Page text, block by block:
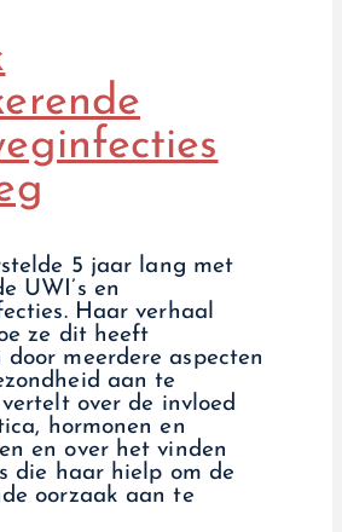
5 jaar lang met
UWI’s en
Haar verhaal
ze dit heeft
door meerdere aspecten
aan te
over de invloed
hormonen en
en over het vinden
die haar hielp om de
oorzaak aan te